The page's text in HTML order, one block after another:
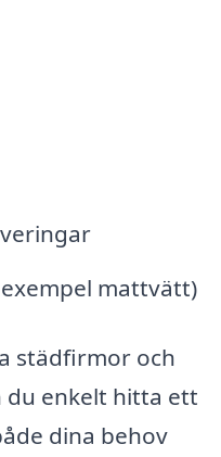
mattvätt)
städfirmor och
du enkelt hitta ett
dina behov